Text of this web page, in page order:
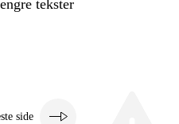
tekster
side